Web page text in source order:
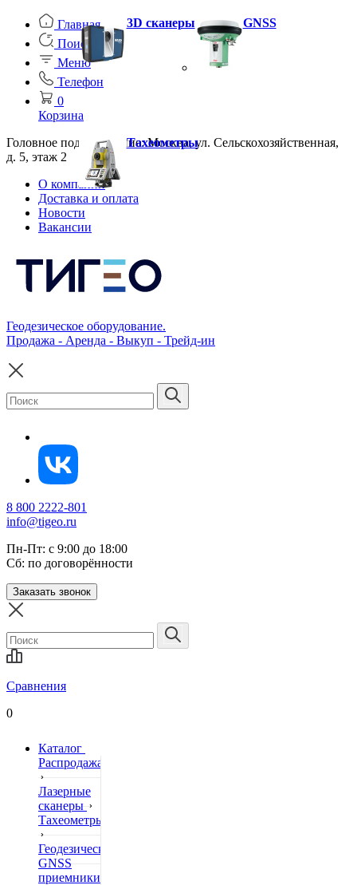
Главная
Поиск
Меню
Телефон
0
Корзина
Головное подразделение: Москва, ул. Сельскохозяйственная,
д. 5, этаж 2
О компании
Доставка и оплата
Новости
Вакансии
Геодезическое оборудование.
Продажа - Аренда - Выкуп - Трейд-ин
8 800 2222-801
info@tigeo.ru
Пн-Пт: с 9:00 до 18:00
Сб: по договорённости
Заказать звонок
Сравнения
0
Каталог
Распродажа
Лазерные
сканеры
Тахеометры
Геодезические
GNSS
приемники
3D сканеры GNSS
Тахеометры